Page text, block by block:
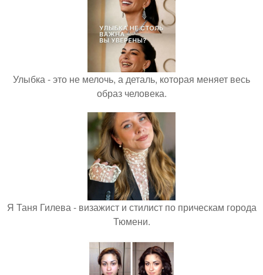
Улыбка - это не мелочь, а деталь, которая меняет весь
образ человека.
Я Таня Гилева - визажист и стилист по прическам города
Тюмени.